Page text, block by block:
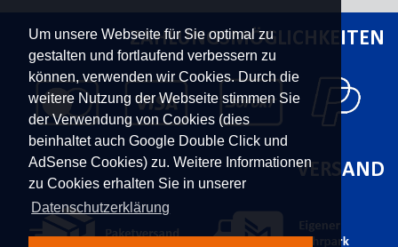
Um unsere Webseite für Sie optimal zu
gestalten und fortlaufend verbessern zu
können, verwenden wir Cookies. Durch die
weitere Nutzung der Webseite stimmen Sie
der Verwendung von Cookies (dies
beinhaltet auch Google Double Click und
AdSense Cookies) zu. Weitere Informationen
zu Cookies erhalten Sie in unserer
Datenschutzerklärung
ZAHLUNGSMÖGLICHKEITEN
VERSAND